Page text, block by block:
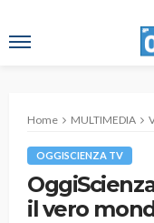
Home MULTIMEDIA
OGGISCIENZA TV
il vero